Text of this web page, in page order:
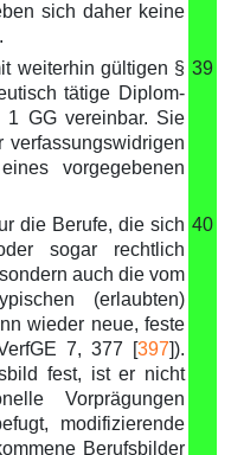
sich daher keine
weiterhin gültigen §
tätige Diplom-
1 GG vereinbar. Sie
vorgegebenen
39
die Berufe, die sich
sogar rechtlich
auch die vom
(erlaubten)
wieder neue, feste
7, 377 [397]).
fest, ist er nicht
Vorprägungen
modifizierende
Berufsbilder
40